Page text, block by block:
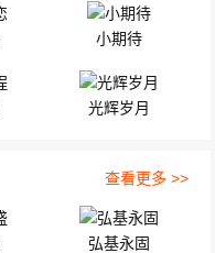
小期待
光辉岁月
查看更多 >>
弘基永固